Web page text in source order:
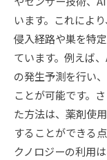
います。これによ
侵入経路や巣を特
ています。例えば
の発生予測を行い
ことが可能です。
た方法は、薬剤使
することができる
クノロジーの利用